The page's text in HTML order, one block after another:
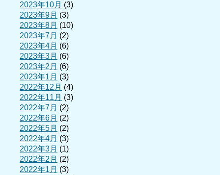
2023年10月 (3)
2023年9月 (3)
2023年8月 (10)
2023年7月 (2)
2023年4月 (6)
2023年3月 (6)
2023年2月 (6)
2023年1月 (3)
2022年12月 (4)
2022年11月 (3)
2022年7月 (2)
2022年6月 (2)
2022年5月 (2)
2022年4月 (3)
2022年3月 (1)
2022年2月 (2)
2022年1月 (3)